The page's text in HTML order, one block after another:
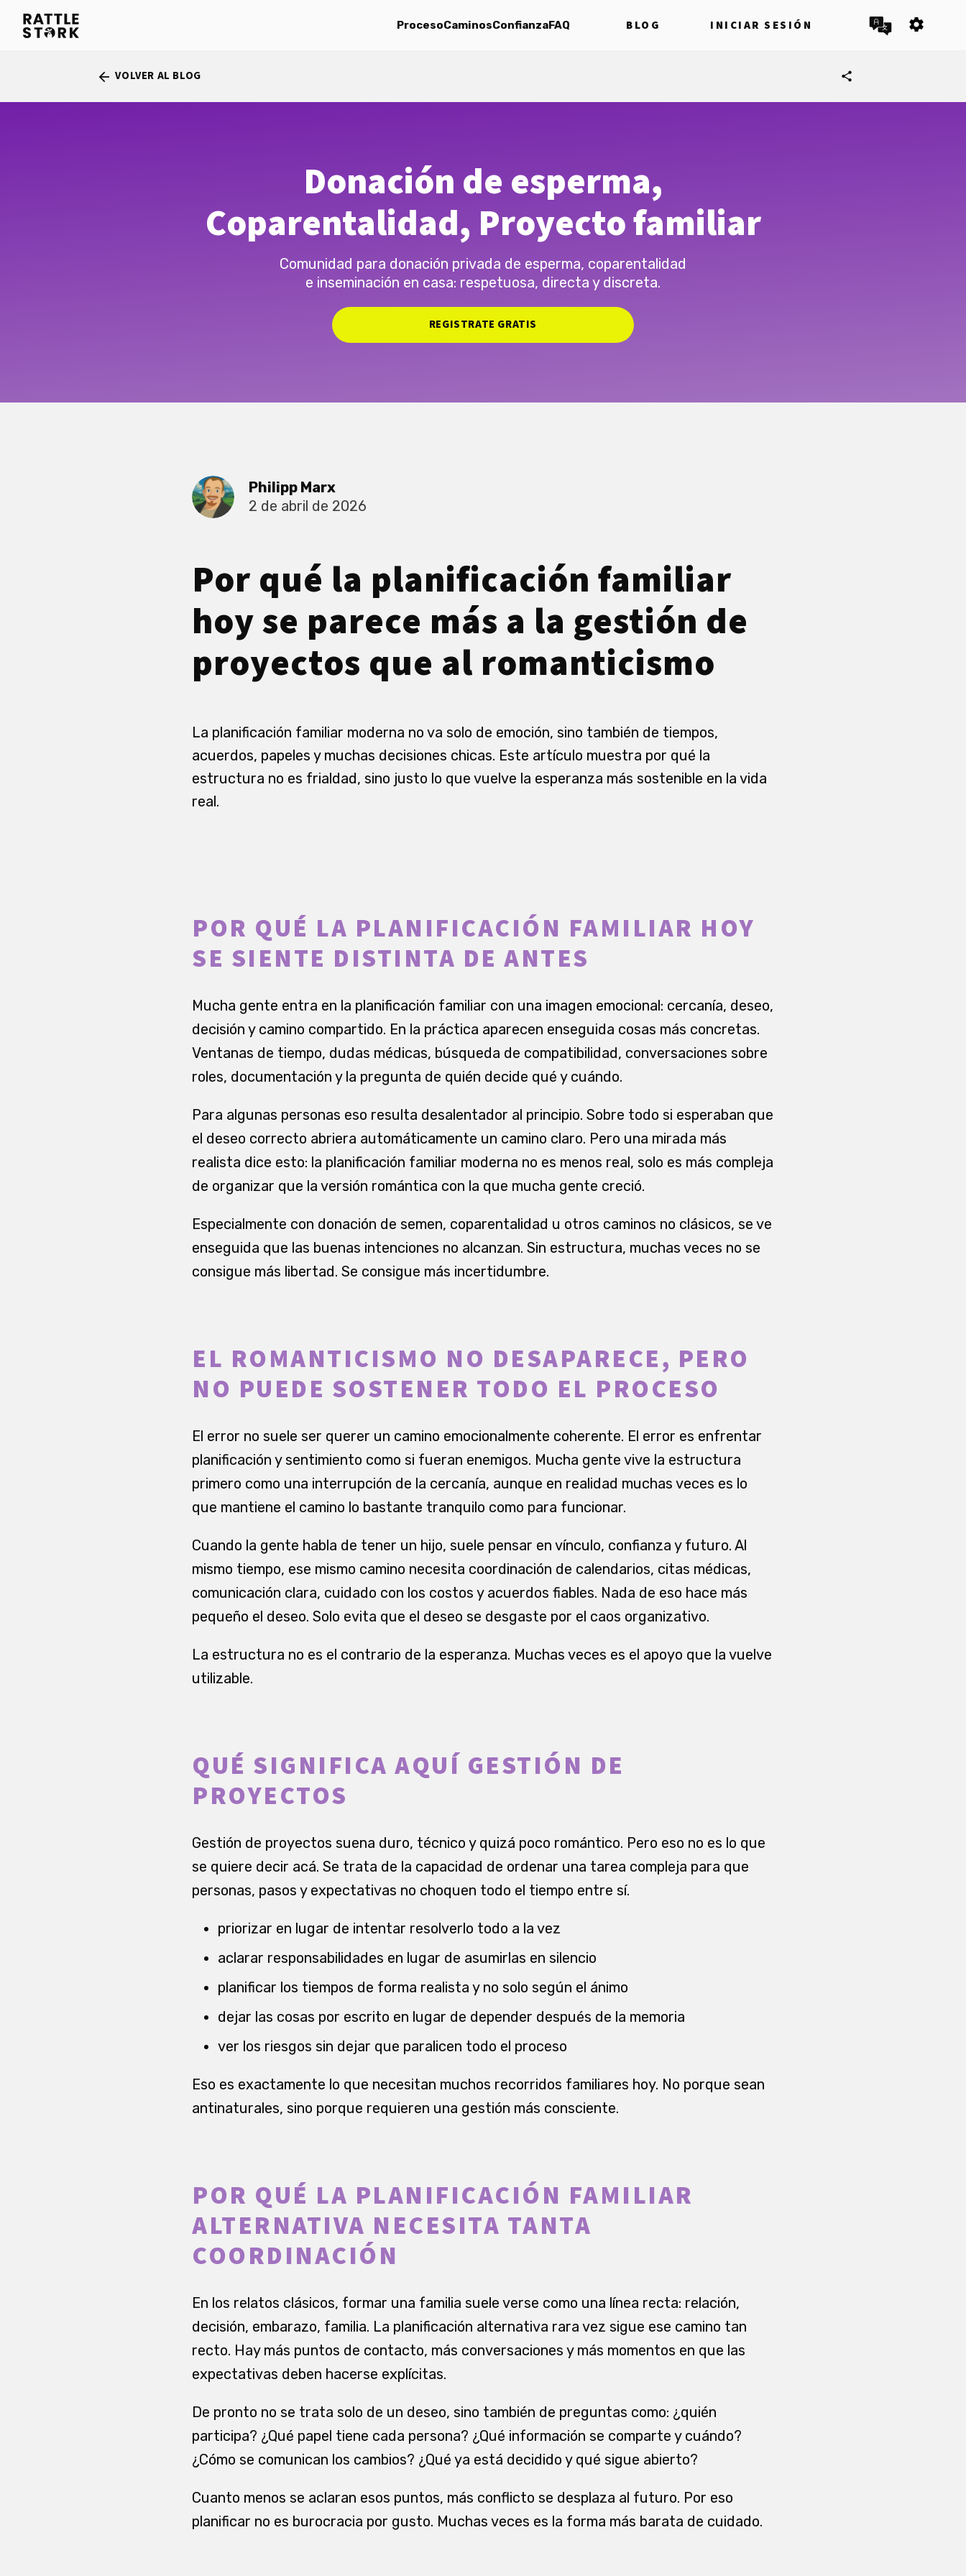
ProcesoCaminosConfianzaFAQ BLOG INICIAR SESIÓN settings
arrow_back VOLVER AL BLOG share
Donación de esperma,
Coparentalidad, Proyecto familiar
Comunidad para donación privada de esperma, coparentalidad
e inseminación en casa: respetuosa, directa y discreta.
REGISTRATE GRATIS
Philipp Marx
2 de abril de 2026
Por qué la planificación familiar
hoy se parece más a la gestión de
proyectos que al romanticismo
La planificación familiar moderna no va solo de emoción, sino también de tiempos,
acuerdos, papeles y muchas decisiones chicas. Este artículo muestra por qué la
estructura no es frialdad, sino justo lo que vuelve la esperanza más sostenible en la vida
real.
POR QUÉ LA PLANIFICACIÓN FAMILIAR HOY
SE SIENTE DISTINTA DE ANTES
Mucha gente entra en la planificación familiar con una imagen emocional: cercanía, deseo,
decisión y camino compartido. En la práctica aparecen enseguida cosas más concretas.
Ventanas de tiempo, dudas médicas, búsqueda de compatibilidad, conversaciones sobre
roles, documentación y la pregunta de quién decide qué y cuándo.
Para algunas personas eso resulta desalentador al principio. Sobre todo si esperaban que
el deseo correcto abriera automáticamente un camino claro. Pero una mirada más
realista dice esto: la planificación familiar moderna no es menos real, solo es más compleja
de organizar que la versión romántica con la que mucha gente creció.
Especialmente con donación de semen, coparentalidad u otros caminos no clásicos, se ve
enseguida que las buenas intenciones no alcanzan. Sin estructura, muchas veces no se
consigue más libertad. Se consigue más incertidumbre.
EL ROMANTICISMO NO DESAPARECE, PERO
NO PUEDE SOSTENER TODO EL PROCESO
El error no suele ser querer un camino emocionalmente coherente. El error es enfrentar
planificación y sentimiento como si fueran enemigos. Mucha gente vive la estructura
primero como una interrupción de la cercanía, aunque en realidad muchas veces es lo
que mantiene el camino lo bastante tranquilo como para funcionar.
Cuando la gente habla de tener un hijo, suele pensar en vínculo, confianza y futuro. Al
mismo tiempo, ese mismo camino necesita coordinación de calendarios, citas médicas,
comunicación clara, cuidado con los costos y acuerdos fiables. Nada de eso hace más
pequeño el deseo. Solo evita que el deseo se desgaste por el caos organizativo.
La estructura no es el contrario de la esperanza. Muchas veces es el apoyo que la vuelve
utilizable.
QUÉ SIGNIFICA AQUÍ GESTIÓN DE
PROYECTOS
Gestión de proyectos suena duro, técnico y quizá poco romántico. Pero eso no es lo que
se quiere decir acá. Se trata de la capacidad de ordenar una tarea compleja para que
personas, pasos y expectativas no choquen todo el tiempo entre sí.
priorizar en lugar de intentar resolverlo todo a la vez
aclarar responsabilidades en lugar de asumirlas en silencio
planificar los tiempos de forma realista y no solo según el ánimo
dejar las cosas por escrito en lugar de depender después de la memoria
ver los riesgos sin dejar que paralicen todo el proceso
Eso es exactamente lo que necesitan muchos recorridos familiares hoy. No porque sean
antinaturales, sino porque requieren una gestión más consciente.
POR QUÉ LA PLANIFICACIÓN FAMILIAR
ALTERNATIVA NECESITA TANTA
COORDINACIÓN
En los relatos clásicos, formar una familia suele verse como una línea recta: relación,
decisión, embarazo, familia. La planificación alternativa rara vez sigue ese camino tan
recto. Hay más puntos de contacto, más conversaciones y más momentos en que las
expectativas deben hacerse explícitas.
De pronto no se trata solo de un deseo, sino también de preguntas como: ¿quién
participa? ¿Qué papel tiene cada persona? ¿Qué información se comparte y cuándo?
¿Cómo se comunican los cambios? ¿Qué ya está decidido y qué sigue abierto?
Cuanto menos se aclaran esos puntos, más conflicto se desplaza al futuro. Por eso
planificar no es burocracia por gusto. Muchas veces es la forma más barata de cuidado.